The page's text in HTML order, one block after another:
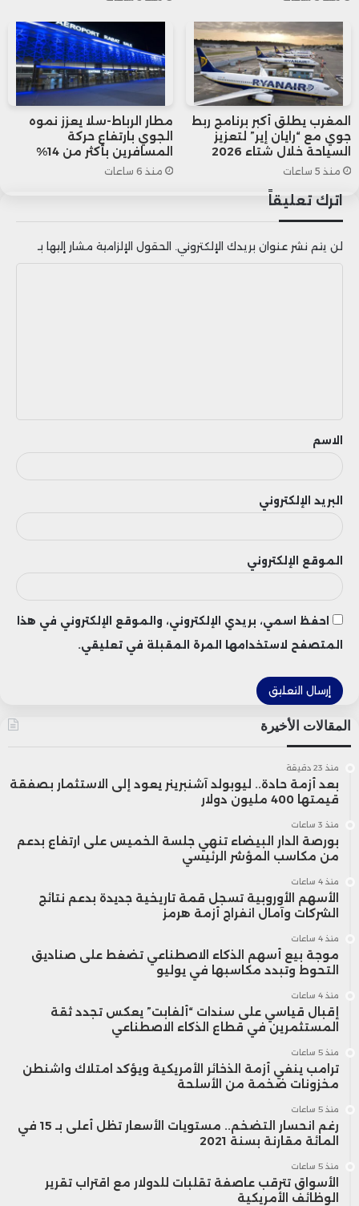
تعميق التحقيق.
وفي ختام مداخلته، حذر حموني من أن هذه
القضية لا تمس فقط المال العام، بل تضرب
في عمق ثقة المواطنين في مؤسسات الدولة،
مشدداً على أن المحاسبة الجادة والمسؤولة
تظل المدخل الأساسي لتعزيز الشفافية
العمومي.
المغرب يطلق أكبر برنامج ربط
جوي مع “رايان إير” لتعزيز
السياحة خلال شتاء 2026
منذ 5 ساعات
مطار الرباط-سلا يعزز نموه
الجوي بارتفاع حركة
المسافرين بأكثر من 14%
منذ 6 ساعات
اترك تعليقاً
لن يتم نشر عنوان بريدك الإلكتروني. الحقول الإلزامية مشار إليها بـ
ق
الاسم
البريد الإلكتروني
الموقع الإلكتروني
احفظ اسمي، بريدي الإلكتروني، والموقع الإلكتروني في هذا
المتصفح لاستخدامها المرة المقبلة في تعليقي.
المقالات الأخيرة
منذ 23 دقيقة
بعد أزمة حادة.. ليوبولد آشنبرينر يعود إلى الاستثمار بصفقة
قيمتها 400 مليون دولار
منذ 3 ساعات
بورصة الدار البيضاء تنهي جلسة الخميس على ارتفاع بدعم
من مكاسب المؤشر الرئيسي
منذ 4 ساعات
الأسهم الأوروبية تسجل قمة تاريخية جديدة بدعم نتائج
الشركات وآمال انفراج أزمة هرمز
منذ 4 ساعات
موجة بيع أسهم الذكاء الاصطناعي تضغط على صناديق
التحوط وتبدد مكاسبها في يوليو
منذ 4 ساعات
إقبال قياسي على سندات “ألفابت” يعكس تجدد ثقة
المستثمرين في قطاع الذكاء الاصطناعي
منذ 5 ساعات
ترامب ينفي أزمة الذخائر الأمريكية ويؤكد امتلاك واشنطن
مخزونات ضخمة من الأسلحة
منذ 5 ساعات
رغم انحسار التضخم.. مستويات الأسعار تظل أعلى بـ 15 في
المائة مقارنة بسنة 2021
منذ 5 ساعات
الأسواق تترقب عاصفة تقلبات للدولار مع اقتراب تقرير
الوظائف الأمريكية